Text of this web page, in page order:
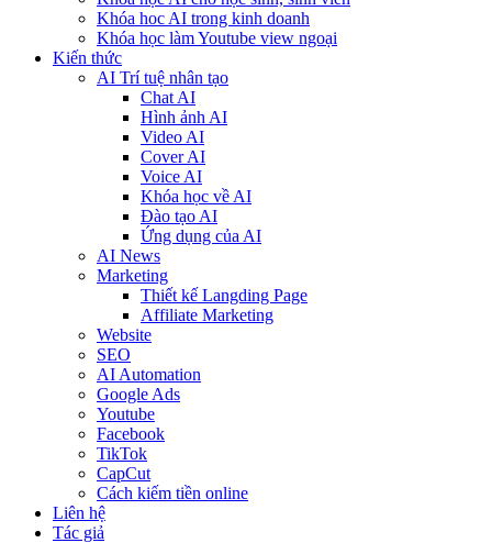
Khóa hoc AI trong kinh doanh
Khóa học làm Youtube view ngoại
Kiến thức
AI Trí tuệ nhân tạo
Chat AI
Hình ảnh AI
Video AI
Cover AI
Voice AI
Khóa học về AI
Đào tạo AI
Ứng dụng của AI
AI News
Marketing
Thiết kế Langding Page
Affiliate Marketing
Website
SEO
AI Automation
Google Ads
Youtube
Facebook
TikTok
CapCut
Cách kiếm tiền online
Liên hệ
Tác giả